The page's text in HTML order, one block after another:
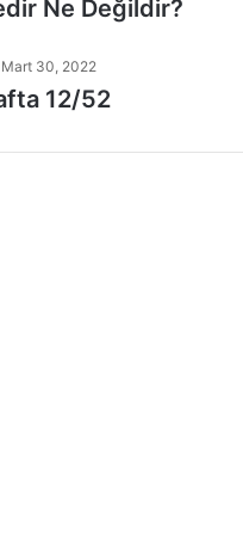
Ne Değildir?
Mart 30, 2022
12/52